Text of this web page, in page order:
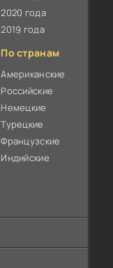
2020 года
2019 года
По странам
Американские
Российские
Немецкие
Турецкие
Французские
Индийские